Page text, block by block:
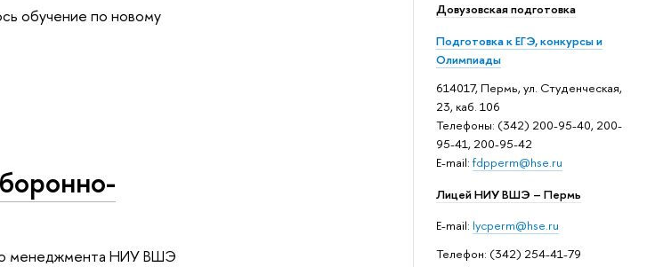
Довузовская подготовка
Подготовка к ЕГЭ, конкурсы и
Олимпиады
614017, Пермь, ул. Студенческая,
23, каб. 106
Телефоны: (342) 200-95-40, 200-
95-41, 200-95-42
E-mail: fdpperm@hse.ru
Лицей НИУ ВШЭ – Пермь
E-mail: lycperm@hse.ru
Телефон: (342) 254-41-79
обучение по новому
менеджмента НИУ ВШЭ